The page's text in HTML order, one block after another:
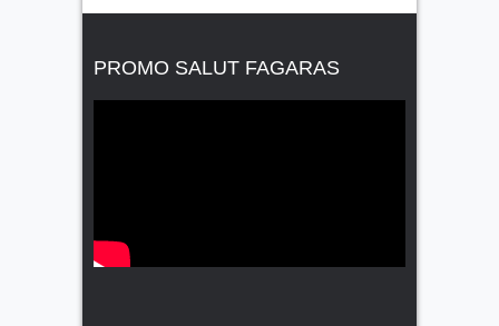
PROMO SALUT FAGARAS